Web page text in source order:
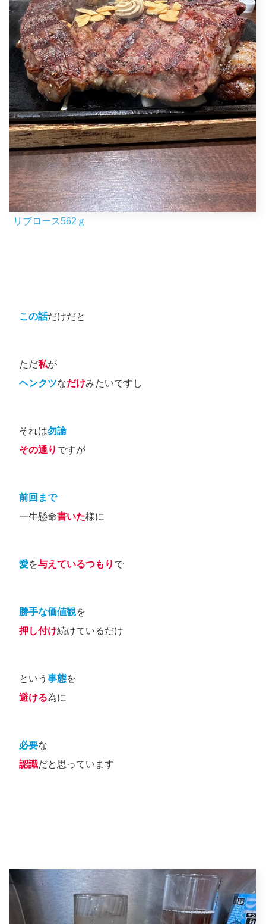
リブロース562ｇ
この話だけだと
ただ私が
ヘンクツなだけみたいですし
それは勿論
その通り ですが
前回まで
一生懸命書いた様に
愛を与えているつもり で
勝手な価値観を
押し付け続けているだけ
という 事態を
避ける為に
必要な
認識だと思っています